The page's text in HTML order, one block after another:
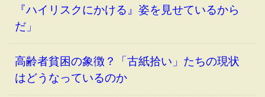
『ハイリスクにかける』姿を見せているから
だ」
高齢者貧困の象徴？「古紙拾い」たちの現状
はどうなっているのか